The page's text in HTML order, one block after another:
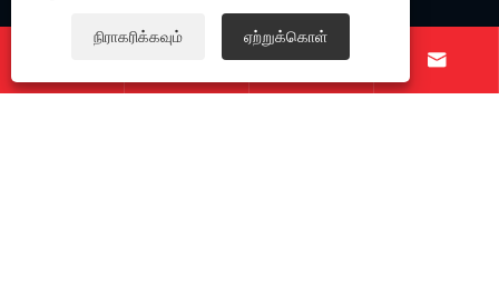
எங்களை பின்தொடரவும்
 
நிராகரிக்கவும் ஏற்றுக்கொள்